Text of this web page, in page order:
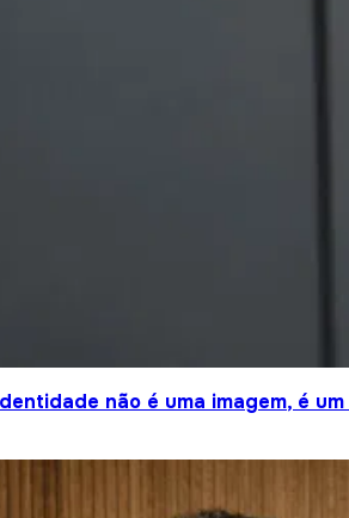
não é uma imagem, é